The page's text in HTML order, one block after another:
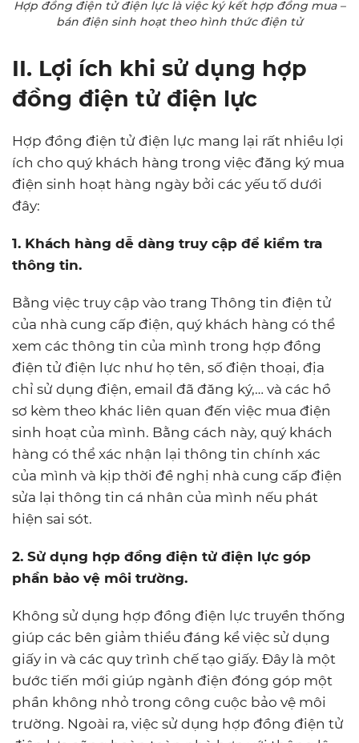
Hợp đồng điện tử điện lực là việc ký kết hợp đồng mua –
bán điện sinh hoạt theo hình thức điện tử
II. Lợi ích khi sử dụng hợp
đồng điện tử điện lực
Hợp đồng điện tử điện lực mang lại rất nhiều lợi
ích cho quý khách hàng trong việc đăng ký mua
điện sinh hoạt hàng ngày bởi các yếu tố dưới
đây:
1. Khách hàng dễ dàng truy cập để kiểm tra
thông tin.
Bằng việc truy cập vào trang Thông tin điện tử
của nhà cung cấp điện, quý khách hàng có thể
xem các thông tin của mình trong hợp đồng
điện tử điện lực như họ tên, số điện thoại, địa
chỉ sử dụng điện, email đã đăng ký,… và các hồ
sơ kèm theo khác liên quan đến việc mua điện
sinh hoạt của mình. Bằng cách này, quý khách
hàng có thể xác nhận lại thông tin chính xác
của mình và kịp thời đề nghị nhà cung cấp điện
sửa lại thông tin cá nhân của mình nếu phát
hiện sai sót.
2. Sử dụng hợp đồng điện tử điện lực góp
phần bảo vệ môi trường.
Không sử dụng hợp đồng điện lực truyền thống
giúp các bên giảm thiểu đáng kể việc sử dụng
giấy in và các quy trình chế tạo giấy. Đây là một
bước tiến mới giúp ngành điện đóng góp một
phần không nhỏ trong công cuộc bảo vệ môi
trường. Ngoài ra, việc sử dụng hợp đồng điện tử